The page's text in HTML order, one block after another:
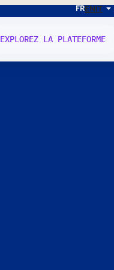
FRENIT
EXPLOREZ LA PLATEFORME